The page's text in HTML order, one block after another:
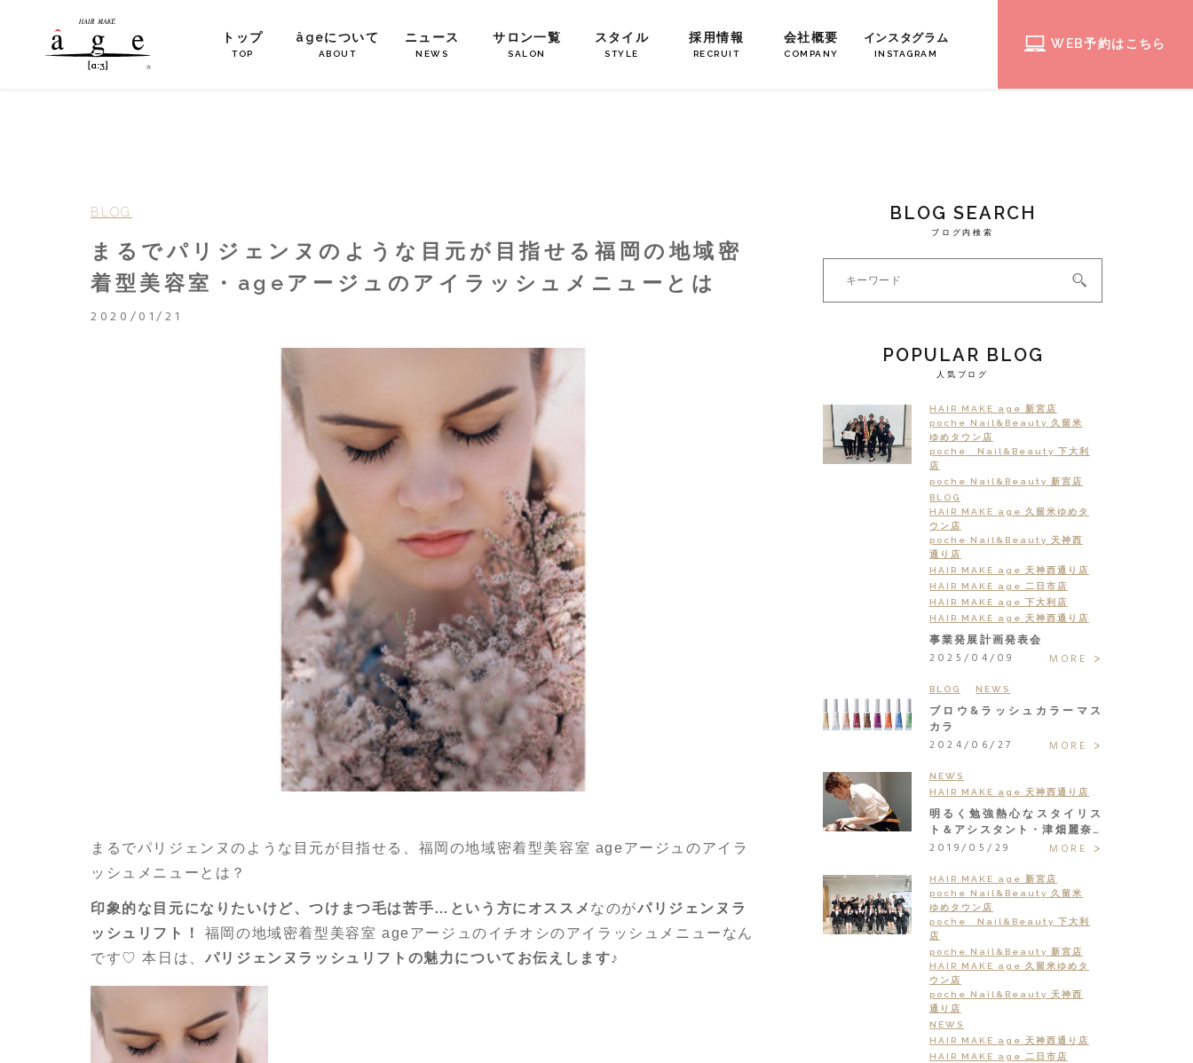
トップ
TOP
âgeについて
ABOUT
ニュース
NEWS
サロン一覧
SALON
スタイル
STYLE
採用情報
RECRUIT
会社概要
COMPANY
インスタグラム
INSTAGRAM
WEB予約はこちら
BLOG
まるでパリジェンヌのような目元が目指せる福岡の地域密
着型美容室・ageアージュのアイラッシュメニューとは
2020/01/21
まるでパリジェンヌのような目元が目指せる、福岡の地域密着型美容室 ageアージュのアイラ
ッシュメニューとは？
印象的な目元になりたいけど、つけまつ毛は苦手…という方にオススメ なのがパリジェンヌラ
ッシュリフト！
福岡の地域密着型美容室 ageアージュのイチオシのアイラッシュメニューなん
です♡ 本日は、 パリジェンヌラッシュリフトの魅力についてお伝えします♪
BLOG SEARCH
ブログ内検索
POPULAR BLOG
人気ブログ
HAIR MAKE age 新宮店
poche Nail&Beauty 久留米
ゆめタウン店
poche Nail&Beauty 下大利
店
poche Nail&Beauty 新宮店
BLOG
HAIR MAKE age 久留米ゆめタ
ウン店
poche Nail&Beauty 天神西
通り店
HAIR MAKE age 天神西通り店
HAIR MAKE age 二日市店
HAIR MAKE age 下大利店
HAIR MAKE age 天神西通り店
事業発展計画発表会
2025/04/09 MORE
BLOG NEWS
ブロウ&ラッシュカラーマス
カラ
2024/06/27 MORE
NEWS
HAIR MAKE age 天神西通り店
明るく勉強熱心なスタイリス
ト＆アシスタント・津畑麗奈…
2019/05/29 MORE
HAIR MAKE age 新宮店
poche Nail&Beauty 久留米
ゆめタウン店
poche Nail&Beauty 下大利
店
poche Nail&Beauty 新宮店
HAIR MAKE age 久留米ゆめタ
ウン店
poche Nail&Beauty 天神西
通り店
NEWS
HAIR MAKE age 天神西通り店
HAIR MAKE age 二日市店